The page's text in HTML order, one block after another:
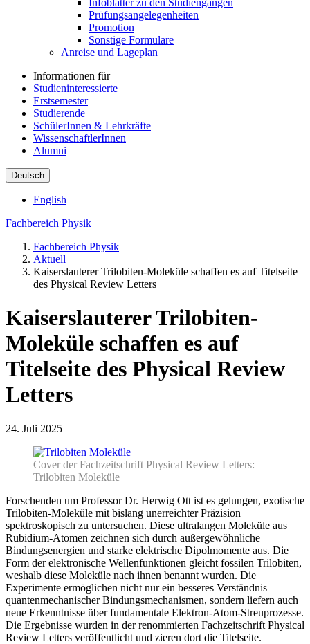
Infoblätter zu den Studiengängen
Prüfungsangelegenheiten
Promotion
Sonstige Formulare
Anreise und Lageplan
Informationen für
Studieninteressierte
Erstsemester
Studierende
SchülerInnen & Lehrkräfte
WissenschaftlerInnen
Alumni
Deutsch
English
Fachbereich Physik
Fachbereich Physik
Aktuell
Kaiserslauterer Trilobiten-Moleküle schaffen es auf Titelseite
des Physical Review Letters
Kaiserslauterer Trilobiten-
Moleküle schaffen es auf
Titelseite des Physical Review
Letters
24. Juli 2025
Cover der Fachzeitschrift Physical Review Letters:
Trilobiten Moleküle
Forschenden um Professor Dr. Herwig Ott ist es gelungen, exotische
Trilobiten-Moleküle mit bislang unerreichter Präzision
spektroskopisch zu untersuchen. Diese ultralangen Moleküle aus
Rubidium-Atomen zeichnen sich durch außergewöhnliche
Bindungsenergien und starke elektrische Dipolmomente aus. Die
Form der elektronische Wellenfunktionen gleicht fossilen Trilobiten,
weshalb diese Moleküle nach ihnen benannt wurden. Die
Experimente ermöglichen nicht nur ein besseres Verständnis
quantenmechanischer Bindungsmechanismen, sondern liefern auch
neue Erkenntnisse über fundamentale Elektron-Atom-Streuprozesse.
Die Ergebnisse wurden in der renommierten Fachzeitschrift Physical
Review Letters veröffentlicht und zieren dort die Titelseite.